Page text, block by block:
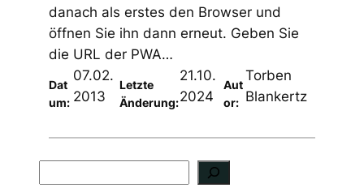
danach als erstes den Browser und
öffnen Sie ihn dann erneut. Geben Sie
die URL der PWA…
Dat
um:
07.02.
2013
Letzte
Änderung:
21.10.
2024
Aut
or:
Torben
Blankertz